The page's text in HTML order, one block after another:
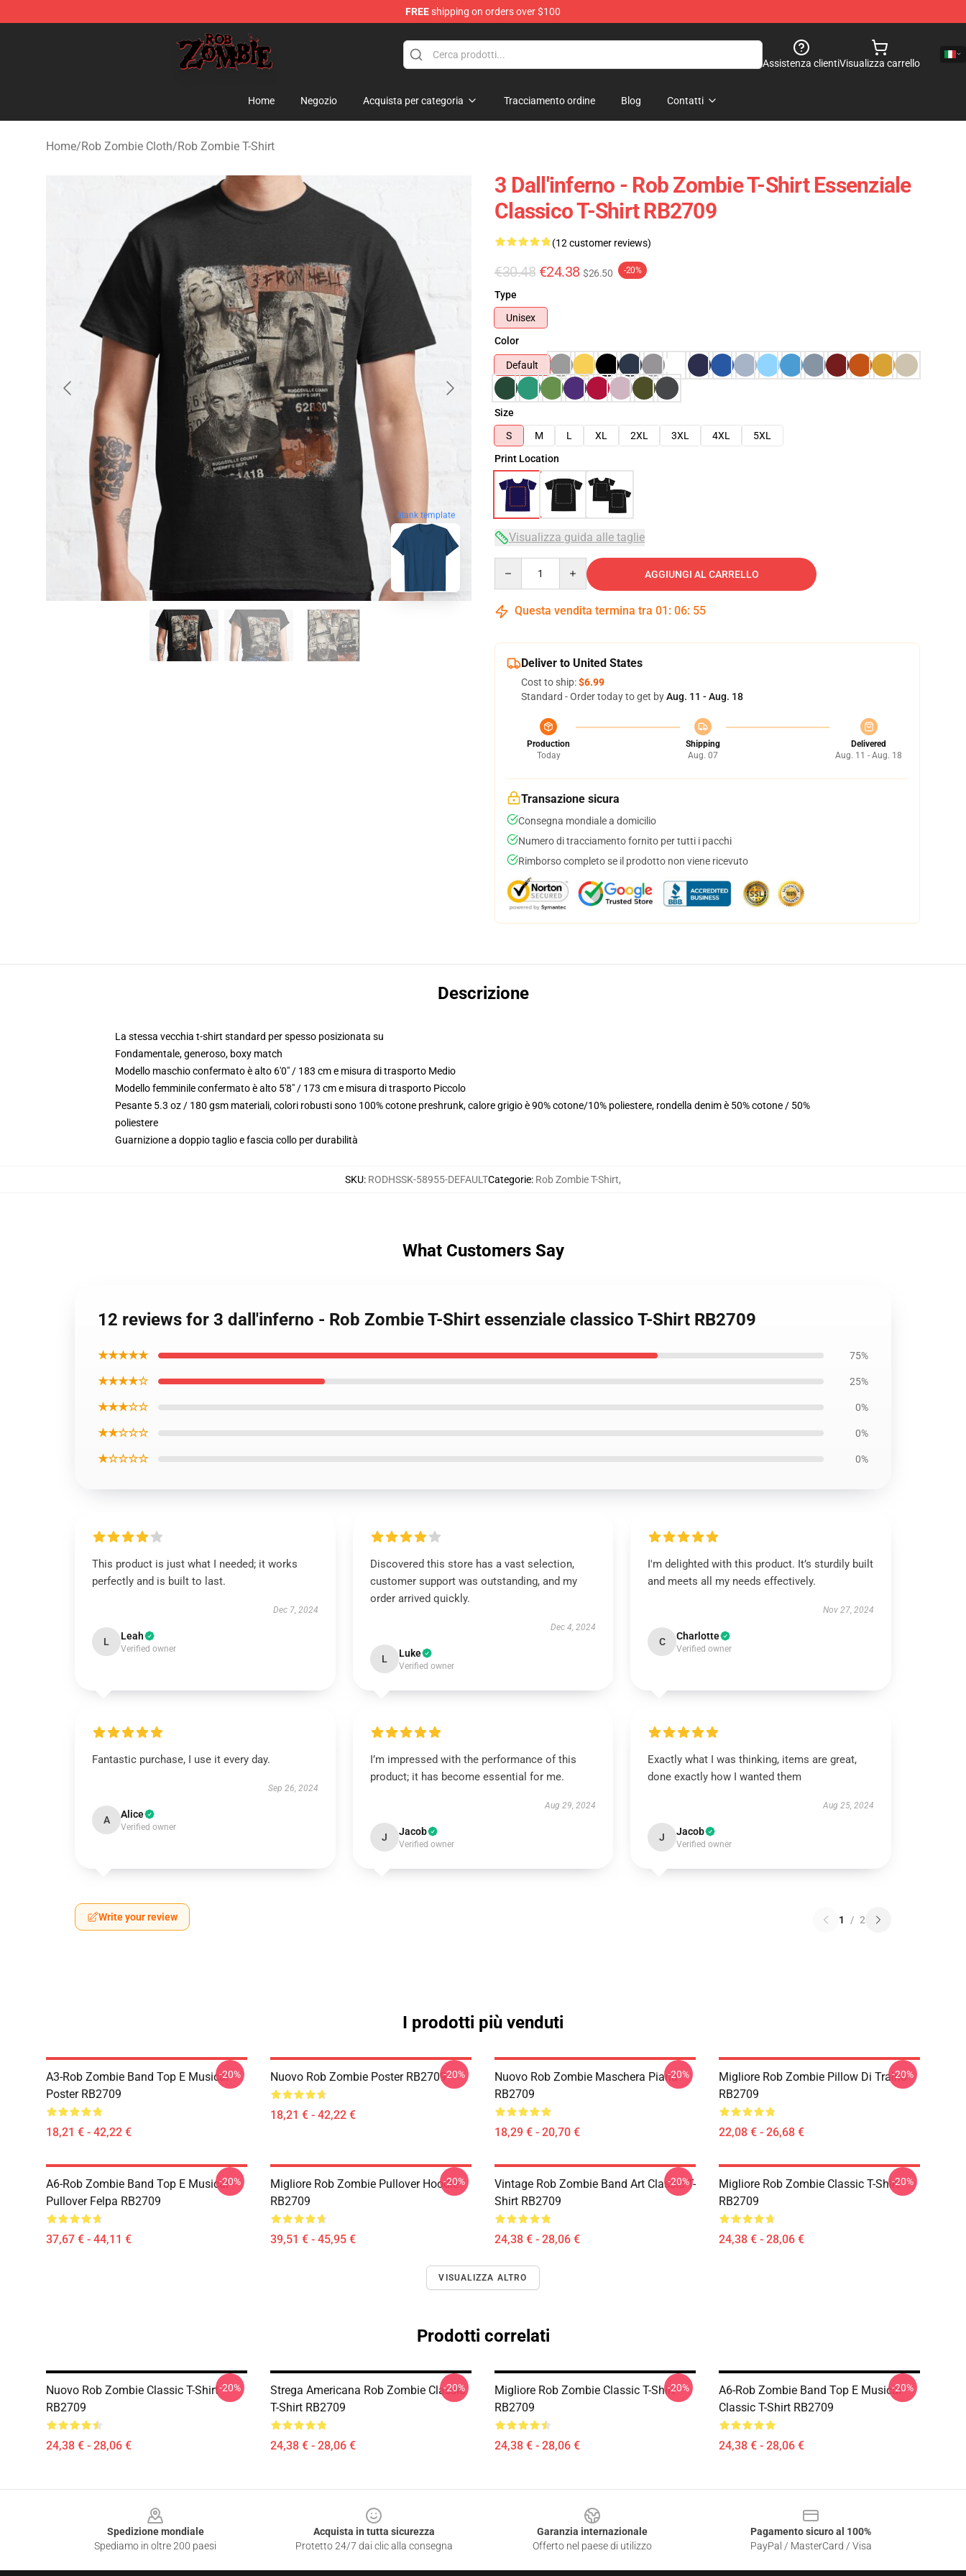
FREEshipping on orders over $100
Rob Zombie Shop - Official Rob Zombie Merchandise Store
Assistenza clientiVisualizza carrello
Home Negozio Acquista per categoria Tracciamento ordine Blog Contatti
Home/Rob Zombie Cloth/Rob Zombie T-Shirt
blank template
3 Dall'inferno - Rob Zombie T-Shirt Essenziale
Classico T-Shirt RB2709
(12 customer reviews)
€30.48 €24.38 $26.50 -20%
Type
Unisex
Color
Default
Size
S
M L XL 2XL 3XL 4XL
5XL
Print Location
Visualizza guida alle taglie
AGGIUNGI AL CARRELLO
Questa vendita termina tra 01 : 06: 54
Deliver to United States
Cost to ship:$6.99
Standard - Order today to get byAug. 11 - Aug. 18
Production
Today
Shipping
Aug. 07
Delivered
Aug. 11 - Aug. 18
Transazione sicura
Consegna mondiale a domicilio
Numero di tracciamento fornito per tutti i pacchi
Rimborso completo se il prodotto non viene ricevuto
Descrizione
La stessa vecchia t-shirt standard per spesso posizionata su
Fondamentale, generoso, boxy match
Modello maschio confermato è alto 6'0" / 183 cm e misura di trasporto Medio
Modello femminile confermato è alto 5'8" / 173 cm e misura di trasporto Piccolo
Pesante 5.3 oz / 180 gsm materiali, colori robusti sono 100% cotone preshrunk, calore grigio è 90% cotone/10% poliestere, rondella denim è 50% cotone / 50%
poliestere
Guarnizione a doppio taglio e fascia collo per durabilità
SKU: RODHSSK-58955-DEFAULTCategorie: Rob Zombie T-Shirt,
What Customers Say
12 reviews for 3 dall'inferno - Rob Zombie T-Shirt essenziale classico T-Shirt RB2709
★★★★★ 75%
★★★★☆ 25%
★★★☆☆ 0%
★★☆☆☆ 0%
★☆☆☆☆ 0%
This product is just what I needed; it works
perfectly and is built to last.
Dec 7, 2024
L Leah
Verified owner
Discovered this store has a vast selection,
customer support was outstanding, and my
order arrived quickly.
Dec 4, 2024
L Luke
Verified owner
I'm delighted with this product. It’s sturdily built
and meets all my needs effectively.
Nov 27, 2024
C Charlotte
Verified owner
Fantastic purchase, I use it every day.
Sep 26, 2024
A Alice
Verified owner
I’m impressed with the performance of this
product; it has become essential for me.
Aug 29, 2024
J Jacob
Verified owner
Exactly what I was thinking, items are great,
done exactly how I wanted them
Aug 25, 2024
J Jacob
Verified owner
Write your review 1 / 2
I prodotti più venduti
A3-Rob Zombie Band Top E Musical
Poster RB2709
18,21 € - 42,22 €
-20% Nuovo Rob Zombie Poster RB2709
18,21 € - 42,22 €
-20%
Nuovo Rob Zombie Maschera Piana
RB2709
18,29 € - 20,70 €
-20%
Migliore Rob Zombie Pillow Di Traino
RB2709
22,08 € - 26,68 €
-20%
A6-Rob Zombie Band Top E Musical
Pullover Felpa RB2709
37,67 € - 44,11 €
-20%
Migliore Rob Zombie Pullover Hoodie
RB2709
39,51 € - 45,95 €
-20%
Vintage Rob Zombie Band Art Classic T-
Shirt RB2709
24,38 € - 28,06 €
-20%
Migliore Rob Zombie Classic T-Shirt
RB2709
24,38 € - 28,06 €
-20%
VISUALIZZA ALTRO
Prodotti correlati
Nuovo Rob Zombie Classic T-Shirt
RB2709
24,38 € - 28,06 €
-20%
Strega Americana Rob Zombie Classic
T-Shirt RB2709
24,38 € - 28,06 €
-20%
Migliore Rob Zombie Classic T-Shirt
RB2709
24,38 € - 28,06 €
-20%
A6-Rob Zombie Band Top E Musical
Classic T-Shirt RB2709
24,38 € - 28,06 €
-20%
Spedizione mondiale
Spediamo in oltre 200 paesi
Acquista in tutta sicurezza
Protetto 24/7 dai clic alla consegna
Garanzia internazionale
Offerto nel paese di utilizzo
Pagamento sicuro al 100%
PayPal / MasterCard / Visa